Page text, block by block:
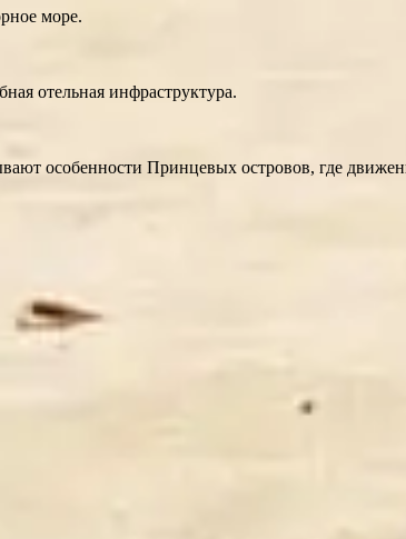
море.
отельная инфраструктура.
особенности Принцевых островов, где